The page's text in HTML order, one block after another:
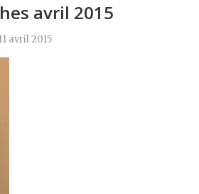
avril 2015
avril 2015